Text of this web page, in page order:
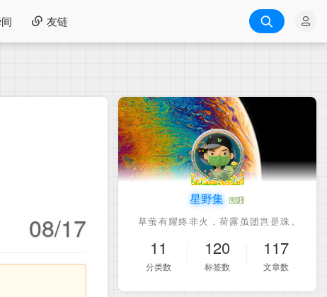
友链
08/17
星野集
11
分类数
120
标签数
117
文章数